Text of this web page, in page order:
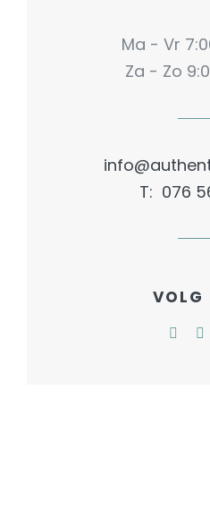
Ma - Vr
Za - Zo
T: 076
VOLG